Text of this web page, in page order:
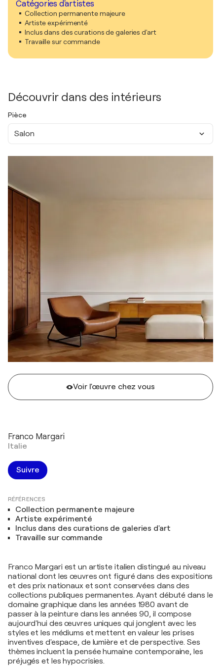
Catégories d'artistes
Collection permanente majeure
Artiste expérimenté
Inclus dans des curations de galeries d'art
Travaille sur commande
Découvrir dans des intérieurs
Pièce
Salon
Voir l'œuvre chez vous
Franco Margari
Italie
Suivre
RÉFÉRENCES
Collection permanente majeure
Artiste expérimenté
Inclus dans des curations de galeries d'art
Travaille sur commande
Franco Margari est un artiste italien distingué au niveau
national dont les œuvres ont figuré dans des expositions
et des prix nationaux et sont conservées dans des
collections publiques permanentes. Ayant débuté dans le
domaine graphique dans les années 1980 avant de
passer à la peinture dans les années 90, il compose
aujourd'hui des œuvres uniques qui jonglent avec les
styles et les médiums et mettent en valeur les prises
inventives d'espace, de lumière et de perspective. Ses
thèmes incluent la pensée humaine contemporaine, les
préjugés et les hypocrisies.